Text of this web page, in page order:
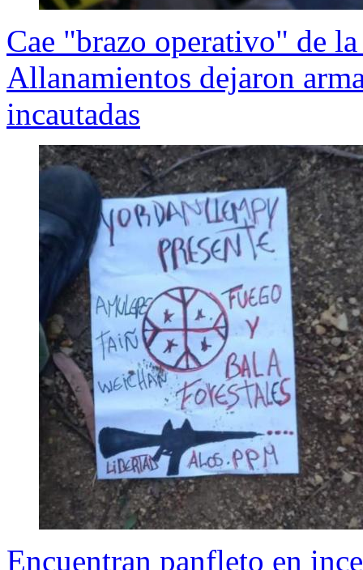
Cae "brazo operativo" de
Allanamientos dejaron
incautadas
Encuentran panfleto en